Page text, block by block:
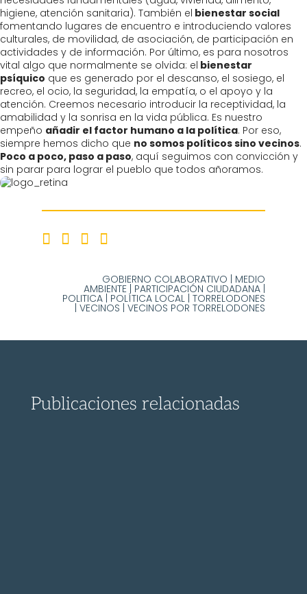
higiene, atención sanitaria). También el bienestar social
fomentando lugares de encuentro e introduciendo valores
culturales, de movilidad, de asociación, de participación en
actividades y de información. Por último, es para nosotros
vital algo que normalmente se olvida: el bienestar
psíquico que es generado por el descanso, el sosiego, el
recreo, el ocio, la seguridad, la empatía, o el apoyo y la
atención. Creemos necesario introducir la receptividad, la
amabilidad y la sonrisa en la vida pública. Es nuestro
empeño añadir el factor humano a la política. Por eso,
siempre hemos dicho que no somos políticos sino vecinos.
Poco a poco, paso a paso, aquí seguimos con convicción y
sin parar para lograr el pueblo que todos añoramos.
GOBIERNO COLABORATIVO MEDIO
AMBIENTE PARTICIPACIÓN CIUDADANA
POLITICA POLÍTICA LOCAL |TORRELODONES
|VECINOS |VECINOS POR TORRELODONES
Publicaciones relacionadas